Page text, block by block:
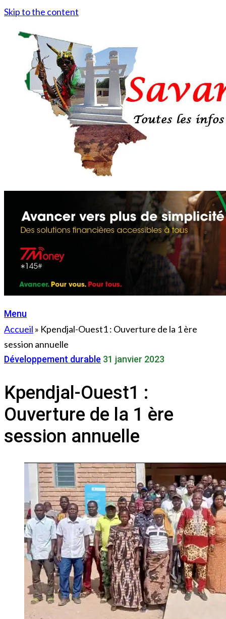
Skip to the content
Menu
Accueil » Kpendjal-Ouest1 : Ouverture de la 1 ère
session annuelle
Développement durable 31 janvier 2023
Kpendjal-Ouest1 :
Ouverture de la 1 ère
session annuelle